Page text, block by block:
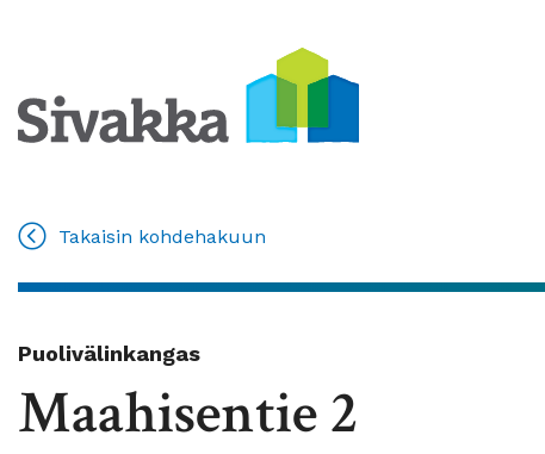
Takaisin kohdehakuun
Puolivälinkangas
Maahisentie 2